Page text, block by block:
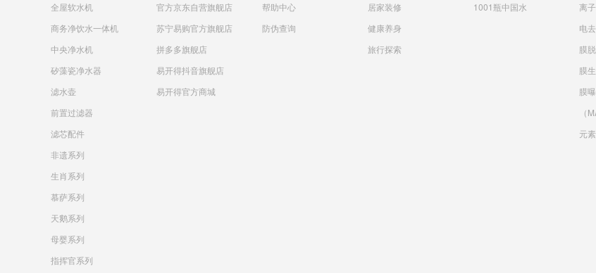
全屋软水机
商务净饮水一体机
中央净水机
矽藻瓷净水器
滤水壶
前置过滤器
滤芯配件
非遗系列
生肖系列
慕萨系列
天鹅系列
母婴系列
指挥官系列
官方京东自营旗舰店
苏宁易购官方旗舰店
拼多多旗舰店
易开得抖音旗舰店
易开得官方商城
帮助中心
防伪查询
居家装修
健康养身
旅行探索
1001瓶中国水
离
电
膜
膜
膜
（
元